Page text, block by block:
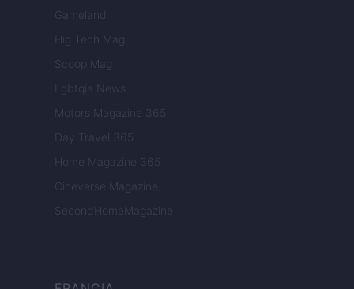
Gameland
Hig Tech Mag
Scoop Mag
Lgbtqia News
Motors Magazine 365
Day Travel 365
Home Magazine 365
Cineverse Magazine
SecondHomeMagazine